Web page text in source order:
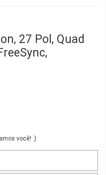
27 Pol, Quad
você! :)